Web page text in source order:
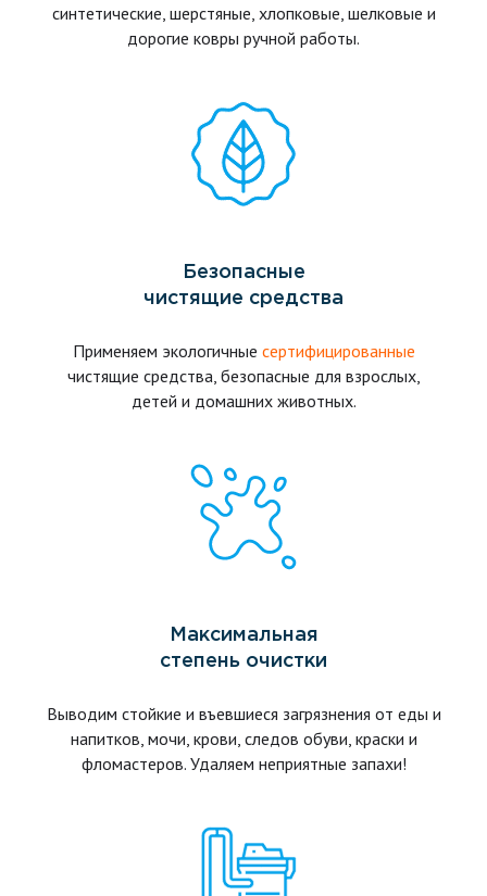
синтетические, шерстяные, хлопковые, шелковые и
дорогие ковры ручной работы.
Безопасные
чистящие средства
Применяем экологичные сертифицированные
чистящие средства, безопасные для взрослых,
детей и домашних животных.
Максимальная
степень очистки
Выводим стойкие и въевшиеся загрязнения от еды и
напитков, мочи, крови, следов обуви, краски и
фломастеров. Удаляем неприятные запахи!